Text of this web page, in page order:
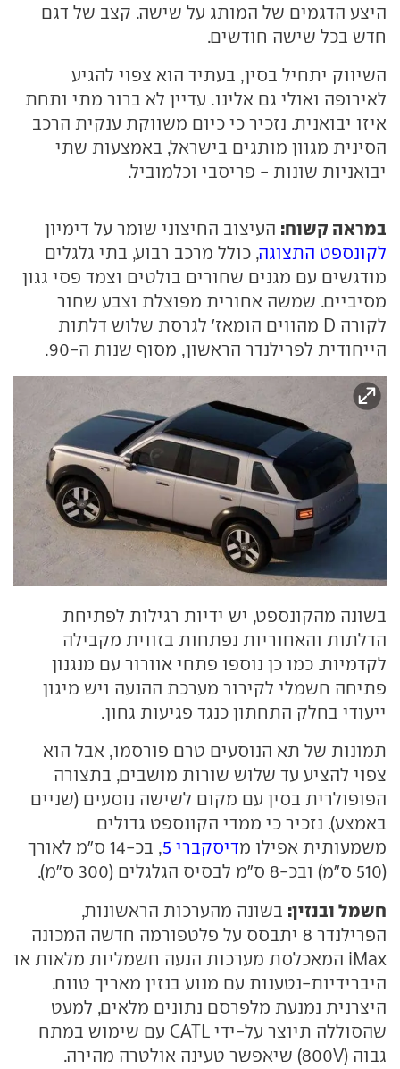
היצע הדגמים של המותג על שישה. קצב של דגם
חדש בכל שישה חודשים.
השיווק יתחיל בסין, בעתיד הוא צפוי להגיע
לאירופה ואולי גם אלינו. עדיין לא ברור מתי ותחת
איזו יבואנית. נזכיר כי כיום משווקת ענקית הרכב
הסינית מגוון מותגים בישראל, באמצעות שתי
יבואניות שונות - פריסבי וכלמוביל.
במראה קשוח: העיצוב החיצוני שומר על דימיון
לקונספט התצוגה, כולל מרכב רבוע, בתי גלגלים
מודגשים עם מגנים שחורים בולטים וצמד פסי גגון
מסיביים. שמשה אחורית מפוצלת וצבע שחור
לקורה D מהווים הומאז' לגרסת שלוש דלתות
הייחודית לפרילנדר הראשון, מסוף שנות ה-90.
בשונה מהקונספט, יש ידיות רגילות לפתיחת
הדלתות והאחוריות נפתחות בזווית מקבילה
לקדמיות. כמו כן נוספו פתחי אוורור עם מנגנון
פתיחה חשמלי לקירור מערכת ההנעה ויש מיגון
ייעודי בחלק התחתון כנגד פגיעות גחון.
תמונות של תא הנוסעים טרם פורסמו, אבל הוא
צפוי להציע עד שלוש שורות מושבים, בתצורה
הפופולרית בסין עם מקום לשישה נוסעים (שניים
באמצע). נזכיר כי ממדי הקונספט גדולים
משמעותית אפילו מדיסקברי 5
, בכ-14 ס"מ לאורך
(510 ס"מ) ובכ-8 ס"מ לבסיס הגלגלים (300 ס"מ).
חשמל ובנזין: בשונה מהערכות הראשונות,
הפרילנדר 8 יתבסס על פלטפורמה חדשה המכונה
iMax המאכלסת מערכות הנעה חשמליות מלאות או
היברידיות-נטענות עם מנוע בנזין מאריך טווח.
היצרנית נמנעת מלפרסם נתונים מלאים, למעט
שהסוללה תיוצר על-ידי CATL עם שימוש במתח
גבוה (800V) שיאפשר טעינה אולטרה מהירה.